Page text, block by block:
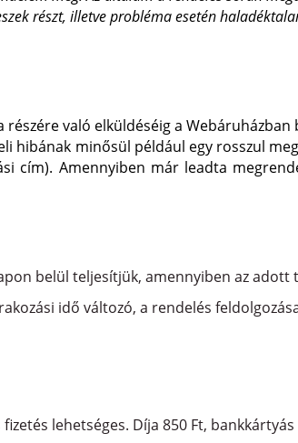
részt, illetve probléma esetén
való elküldéséig a
hibának minősül például egy rosszul
cím). Amennyiben már leadta
belül teljesítjük, amennyiben az adott
idő változó, a rendelés
lehetséges. Díja 850 Ft,